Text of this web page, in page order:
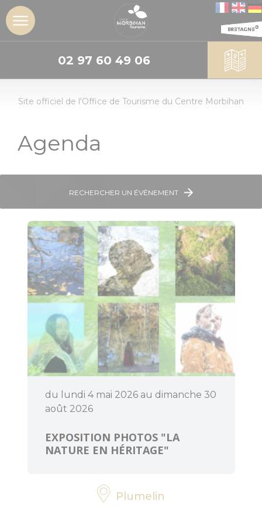
DÉCOUVRIR
L'insoupçonné
incontournables
Géants de
pierres :
menhirs et
dolmens
Patrimoine
religieux
Trésors
architecturaux
Jardins et
Centre
Morbihan
Destination
02 97 60 49 06
Site officiel de l'Office de Tourisme du Centre Morbihan
Agenda
RECHERCHER UN ÉVÉNEMENT
du lundi 4 mai 2026 au dimanche 30
août 2026
EXPOSITION PHOTOS "LA
NATURE EN HÉRITAGE"
Plumelin